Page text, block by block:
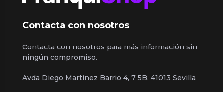
Contacta con nosotros
Contacta con nosotros para más información sin
ningún compromiso.
Avda Diego Martinez Barrio 4, 7 5B, 41013 Sevilla